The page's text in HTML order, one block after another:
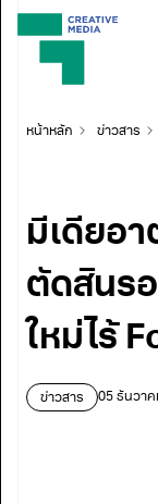
หน้าหลัก ข่าวสาร
มีเดียอ
ตัดสินร
ใหม่ไร้
ข่าวสาร 05 ธันวา